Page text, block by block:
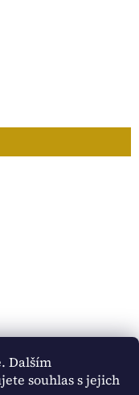
Dalším
souhlas s jejich